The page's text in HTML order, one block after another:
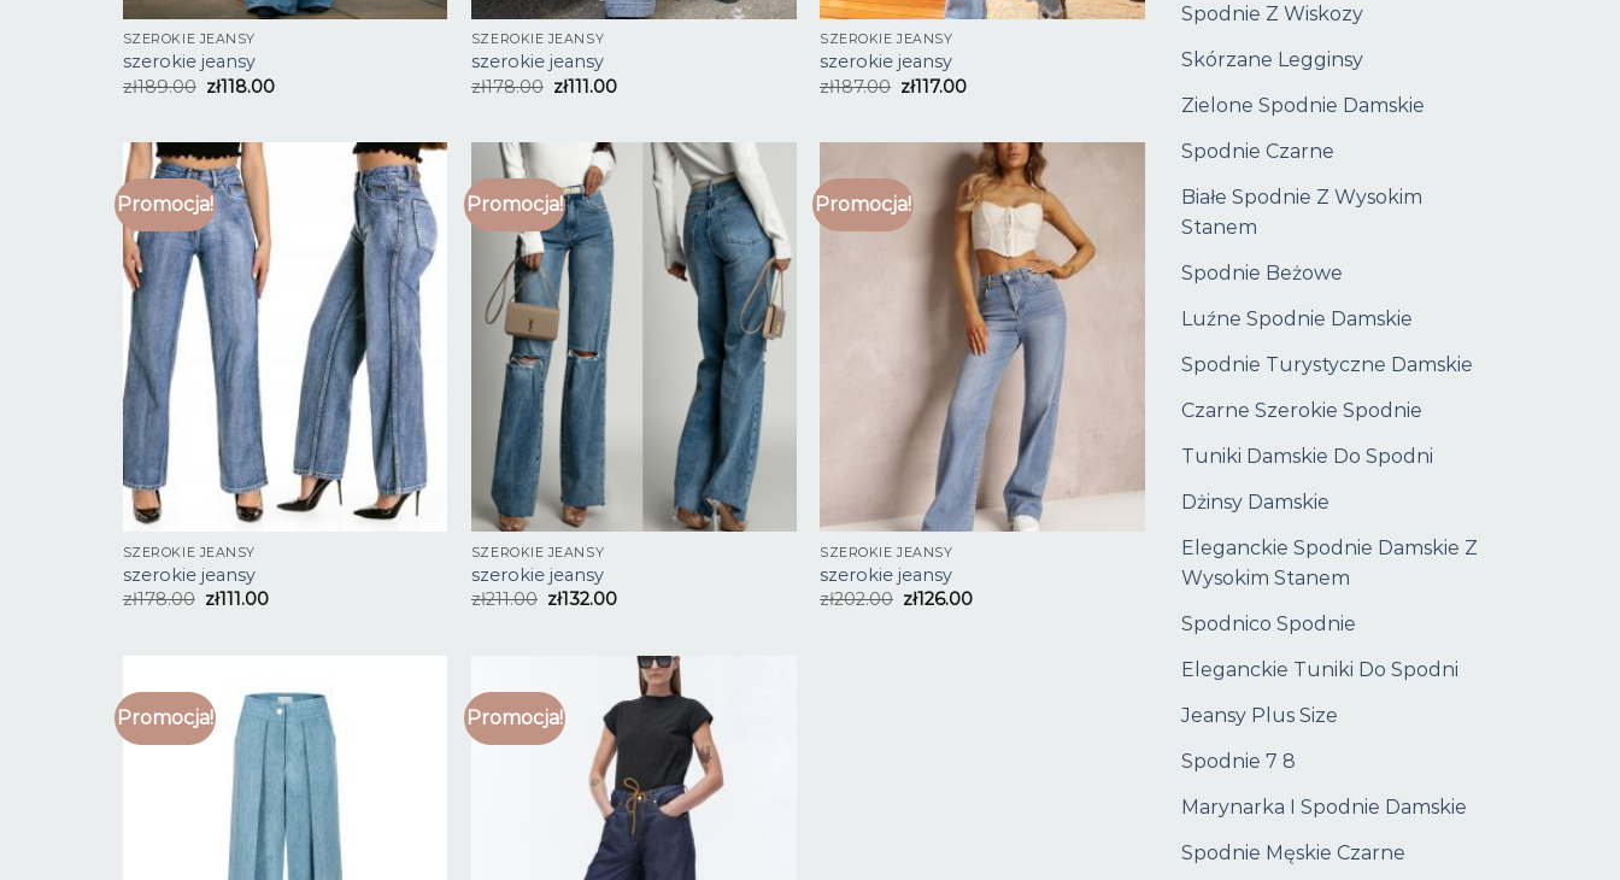
SZEROKIE JEANSY
szerokie jeansy
zł189.00 zł118.00
SZEROKIE JEANSY
szerokie jeansy
zł178.00 zł111.00
SZEROKIE JEANSY
szerokie jeansy
zł187.00 zł117.00
Promocja!
SZEROKIE JEANSY
szerokie jeansy
zł178.00 zł111.00
Promocja!
SZEROKIE JEANSY
szerokie jeansy
zł211.00 zł132.00
Promocja!
SZEROKIE JEANSY
szerokie jeansy
zł202.00 zł126.00
Promocja! Promocja!
Spodnie Z Wiskozy
Skórzane Legginsy
Zielone Spodnie Damskie
Spodnie Czarne
Białe Spodnie Z Wysokim
Stanem
Spodnie Beżowe
Luźne Spodnie Damskie
Spodnie Turystyczne Damskie
Czarne Szerokie Spodnie
Tuniki Damskie Do Spodni
Dżinsy Damskie
Eleganckie Spodnie Damskie Z
Wysokim Stanem
Spodnico Spodnie
Eleganckie Tuniki Do Spodni
Jeansy Plus Size
Spodnie 7 8
Marynarka I Spodnie Damskie
Spodnie Męskie Czarne